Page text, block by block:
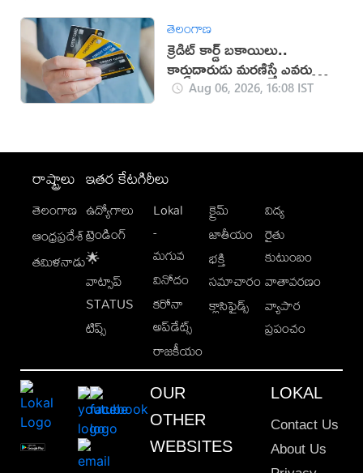
తెలంగాణ
క్రెడిట్ కార్డ్ బకాయిలు..
కార్డుదారుడు మరణిస్తే ఎవరు
చెల్లిస్తారు?
Aug 06, 2026, 16:08 IST
రాష్ట్రాలు
తెలంగాణ
ఆంధ్రప్రదేశ్
తమిళనాడు
ఇతర కేటగిరీలు
ఉద్యోగాలు
ట్రెండింగ్
🌟
వాట్సాప్
STATUS
టిప్స్
Lokal
-
మగువ
వినోదం
కరోనా
అప్‌డేట్స్
రాజకీయం
క్రైమ్
జాతీయం
భక్తి
సమాచారం
క్లాసిఫైడ్స్
విద్య
రైతు
కుటుంబం
వాతావరణం
వ్యాపార
ప్రపంచం
OUR
OTHER
WEBSITES
LOKAL
Contact Us
About Us